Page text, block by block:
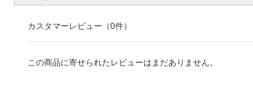
カスタマーレビュー（0件）
この商品に寄せられたレビューはまだありません。